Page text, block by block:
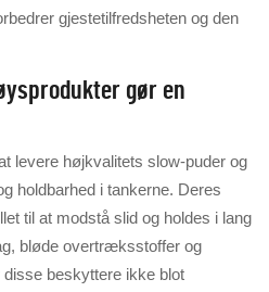
gjestetilfredsheten og den
gør en
levere højkvalitets slow-puder og
holdbarhed i tankerne. Deres
til at modstå slid og holdes i lang
bløde overtræksstoffer og
beskyttere ikke blot